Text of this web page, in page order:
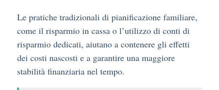
Le pratiche tradizionali di pianificazione familiare,
come il risparmio in cassa o l’utilizzo di conti di
risparmio dedicati, aiutano a contenere gli effetti
dei costi nascosti e a garantire una maggiore
stabilità finanziaria nel tempo.